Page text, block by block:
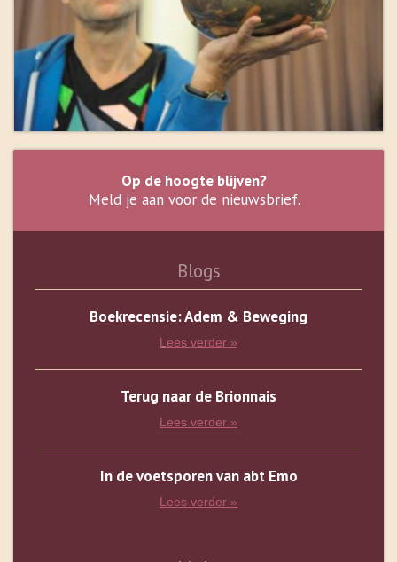
Op de hoogte blijven?
Meld je aan voor de nieuwsbrief.
Blogs
Boekrecensie: Adem & Beweging
Lees verder »
Terug naar de Brionnais
Lees verder »
In de voetsporen van abt Emo
Lees verder »